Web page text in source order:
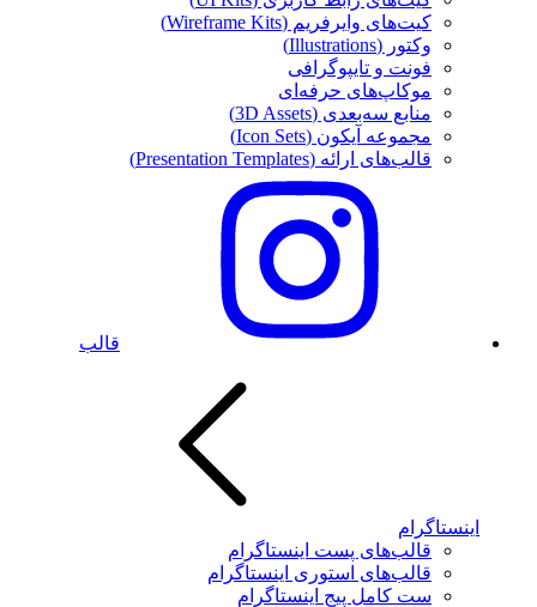
کیت‌های وایرفریم (Wireframe Kits)
وکتور (Illustrations)
فونت‌ و تایپوگرافی
موکاپ‌های حرفه‌ای
منابع سه‌بعدی (3D Assets)
مجموعه آیکون‌ (Icon Sets)
قالب‌های ارائه (Presentation Templates)
قالب
اینستاگرام
قالب‌های پست اینستاگرام
قالب‌های استوری اینستاگرام
ست کامل پیج اینستاگرام